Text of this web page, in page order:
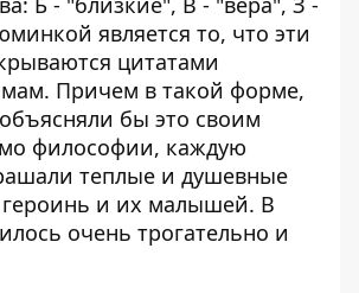
является то, что эти
цитатами
Причем в такой форме,
бы это своим
философии, каждую
теплые и душевные
и их малышей. В
очень трогательно и